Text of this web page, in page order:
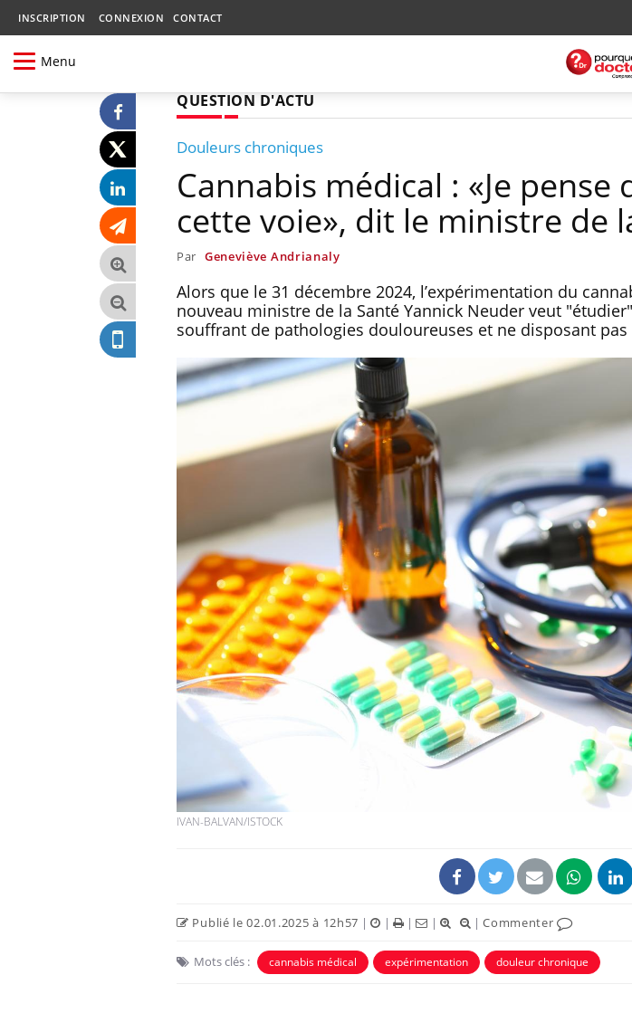
INSCRIPTION CONNEXION CONTACT
Menu
QUESTION D'ACTU
Douleurs chroniques
Cannabis médical : «Je pense
cette voie», dit le ministre de
Par Geneviève Andrianaly
Alors que le 31 décembre 2024, l’expérimentation du
nouveau ministre de la Santé Yannick Neuder veut
souffrant de pathologies douloureuses et ne disposant
IVAN-BALVAN/ISTOCK
Publié le 02.01.2025 à 12h57 | | | | |Commenter
Mots clés : cannabis médical expérimentation douleur chronique
La sieste empêche-t-elle
de dormir la nuit ?
VIH : la fin du comprimé
tous les jours se profile-t-
elle enfin ?
Pourquoi votre ventre
gâche-t-il les premiers
jours de vos vacances ?
Fortes chaleurs :
pourquoi le risque de
noyade grimpe-t-il ?
Le Viagra pourrait-il
freiner la propagation
cancer ?
Pourquoi manger
de protéines pourrait
finalement être